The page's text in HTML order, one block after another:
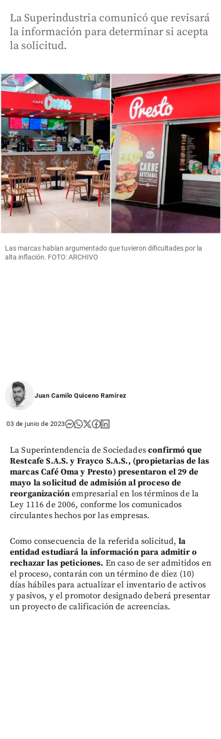
La Superindustria comunicó que revisará
la información para determinar si acepta
la solicitud.
Las marcas habían argumentado que tuvieron dificultades por la
alta inflación. FOTO: ARCHIVO
Juan Camilo Quiceno Ramírez
03 de junio de 2023
La Superintendencia de Sociedadesconfirmó que
Restcafe S.A.S. y Frayco S.A.S., (propietarias de las
marcas Café Oma y Presto) presentaron el 29 de
mayo la solicitud de admisión al proceso de
reorganizaciónempresarial en los términos de la
Ley 1116 de 2006, conforme los comunicados
circulantes hechos por las empresas.
Como consecuencia de la referida solicitud, la
entidad estudiará la información para admitir o
rechazar las peticiones. En caso de ser admitidos en
el proceso, contarán con un término de diez (10)
días hábiles para actualizar el inventario de activos
y pasivos, y el promotor designado deberá presentar
un proyecto de calificación de acreencias.